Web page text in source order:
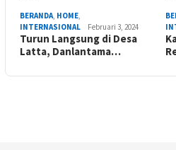
BERANDA HOME
INTERNASIONAL
Februari 3, 2024
Turun Langsung di Desa
Latta, Danlantama…